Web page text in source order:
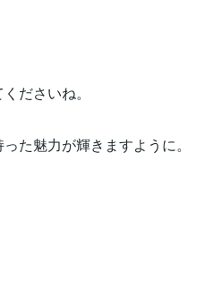
ださいね。
た魅力が輝きますように。